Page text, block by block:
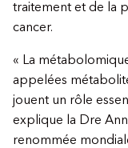
traitement et de la
cancer.
« La
appelées
jouent un rôle
explique la Dre
renommée